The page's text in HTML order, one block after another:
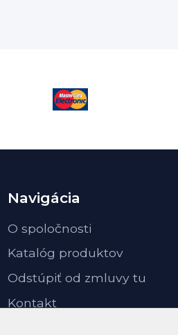
Navigácia
O spoločnosti
Katalóg produktov
Odstúpiť od zmluvy tu
Kontakt